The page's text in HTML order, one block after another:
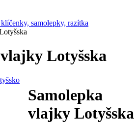
samolepky, razítka
Lotyšska
Samolepka
vlajky Lotyšska